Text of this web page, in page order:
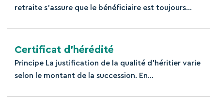
retraite s’assure que le bénéficiaire est toujours...
Certificat d’hérédité
Principe La justification de la qualité d'héritier varie
selon le montant de la succession. En...